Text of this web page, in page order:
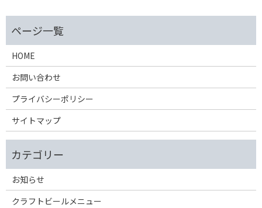
HOME
お問い合わせ
プライバシーポリシー
サイトマップ
お知らせ
クラフトビールメニュー